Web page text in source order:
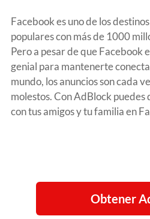
Facebook es uno de los
populares con más de 1000
Pero a pesar de que Facebook
genial para mantenerte
mundo, los anuncios son cada
molestos.Con AdBlock puedes
con tus amigos y tu familia en
Obtener